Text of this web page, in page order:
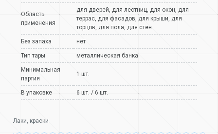
Область
применения
для дверей, для лестниц, для окон, для
террас, для фасадов, для крыши, для
торцов, для пола, для стен
Без запаха нет
Тип тары металлическая банка
Минимальная
партия
1 шт.
В упаковке 6 шт. / 6 шт.
Лаки, краски